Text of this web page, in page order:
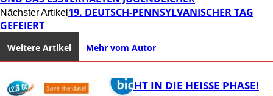
Nächster Artikel 19. DEUTSCH-PENNSYLVANISCHER TAG
GEFEIERT
Weitere Artikel Mehr vom Autor
1,2,3 GO® GEHT IN DIE HEISSE PHASE!